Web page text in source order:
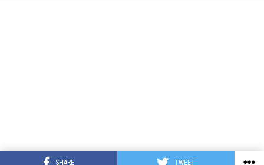
SHARE TWEET